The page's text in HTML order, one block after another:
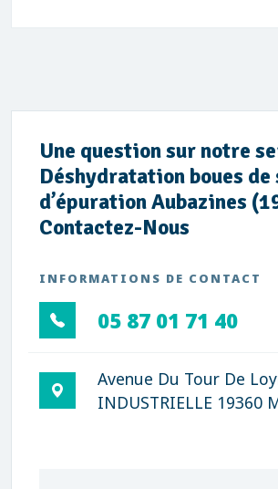
Une question sur notre
Déshydratation boues
d’épuration Aubazines
Contactez-Nous
INFORMATIONS DE CONTACT
05 87 01 71 40
Avenue Du Tour De
INDUSTRIELLE 19360